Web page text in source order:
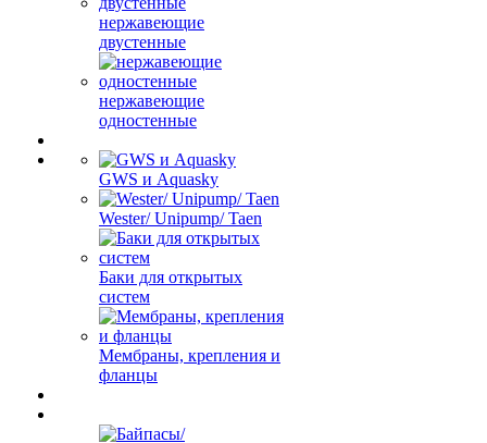
нержавеющие
двустенные
нержавеющие
одностенные
GWS и Aquasky
Wester/ Unipump/ Taen
Баки для открытых
систем
Мембраны, крепления и
фланцы